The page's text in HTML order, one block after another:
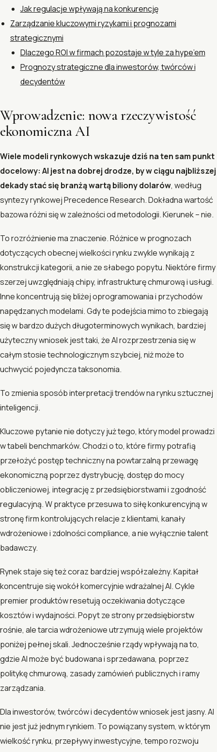
Jak regulacje wpływają na konkurencję
Zarządzanie kluczowymi ryzykami i prognozami
strategicznymi
Dlaczego ROI w firmach pozostaje w tyle za hype’em
Prognozy strategiczne dla inwestorów, twórców i
decydentów
Wprowadzenie: nowa rzeczywistość
ekonomiczna AI
Wiele modeli rynkowych wskazuje dziś na ten sam punkt
docelowy: AI jest na dobrej drodze, by w ciągu najbliższej
dekady stać się branżą wartą biliony dolarów, według
syntezy rynkowej Precedence Research. Dokładna wartość
bazowa różni się w zależności od metodologii. Kierunek – nie.
To rozróżnienie ma znaczenie. Różnice w prognozach
dotyczących obecnej wielkości rynku zwykle wynikają z
konstrukcji kategorii, a nie ze słabego popytu. Niektóre firmy
szerzej uwzględniają chipy, infrastrukturę chmurową i usługi.
Inne koncentrują się bliżej oprogramowania i przychodów
napędzanych modelami. Gdy te podejścia mimo to zbiegają
się w bardzo dużych długoterminowych wynikach, bardziej
użyteczny wniosek jest taki, że AI rozprzestrzenia się w
całym stosie technologicznym szybciej, niż może to
uchwycić pojedyncza taksonomia.
To zmienia sposób interpretacji trendów na rynku sztucznej
inteligencji.
Kluczowe pytanie nie dotyczy już tego, który model prowadzi
w tabeli benchmarków. Chodzi o to, które firmy potrafią
przełożyć postęp techniczny na powtarzalną przewagę
ekonomiczną poprzez dystrybucję, dostęp do mocy
obliczeniowej, integrację z przedsiębiorstwami i zgodność
regulacyjną. W praktyce przesuwa to siłę konkurencyjną w
stronę firm kontrolujących relacje z klientami, kanały
wdrożeniowe i zdolności compliance, a nie wyłącznie talent
badawczy.
Rynek staje się też coraz bardziej współzależny. Kapitał
koncentruje się wokół komercyjnie wdrażalnej AI. Cykle
premier produktów resetują oczekiwania dotyczące
kosztów i wydajności. Popyt ze strony przedsiębiorstw
rośnie, ale tarcia wdrożeniowe utrzymują wiele projektów
poniżej pełnej skali. Jednocześnie rządy wpływają na to,
gdzie AI może być budowana i sprzedawana, poprzez
politykę chmurową, zasady zamówień publicznych i ramy
zarządzania.
Dla inwestorów, twórców i decydentów wniosek jest jasny. AI
nie jest już jednym rynkiem. To powiązany system, w którym
wielkość rynku, przepływy inwestycyjne, tempo rozwoju